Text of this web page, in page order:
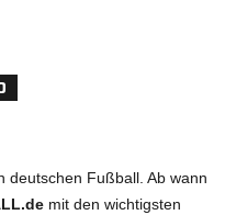
deutschen Fußball. Ab wann
mit den wichtigsten